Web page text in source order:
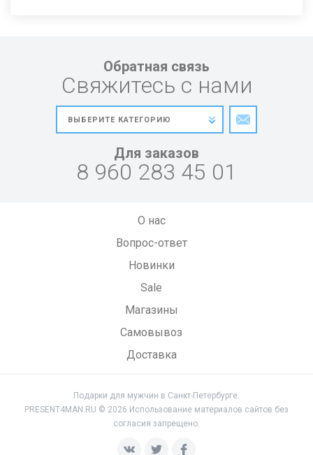
Обратная связь
Свяжитесь с нами
Для заказов
8 960 283 45 01
О нас
Вопрос-ответ
Новинки
Sale
Магазины
Самовывоз
Доставка
Подарки для мужчин в Санкт-Петербурге.
PRESENT4MAN.RU © 2026 Использование материалов сайтов без
согласия запрещено.